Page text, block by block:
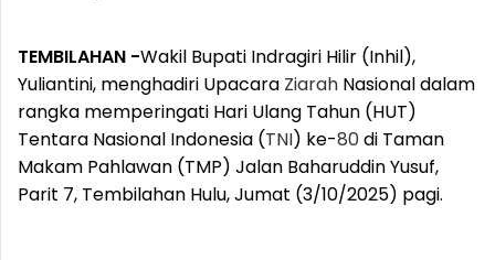
TEMBILAHAN -Wakil Bupati Indragiri Hilir (Inhil),
Yuliantini, menghadiri Upacara Ziarah Nasional dalam
rangka memperingati Hari Ulang Tahun (HUT)
Tentara Nasional Indonesia (TNI) ke-80di Taman
Makam Pahlawan (TMP) Jalan Baharuddin Yusuf,
Parit 7, Tembilahan Hulu, Jumat (3/10/2025) pagi.